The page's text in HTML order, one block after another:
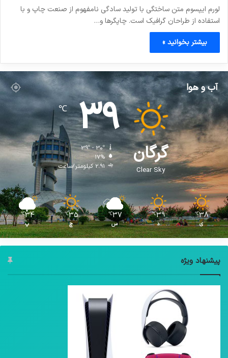
لورم ایپسوم متن ساختگی با تولید سادگی نامفهوم از صنعت چاپ و با
استفاده از طراحان گرافیک است. چاپگرها و…
بیشتر بخوانید »
آب و هوا
گرگان
Clear Sky
39
℃
39º - 30º
17%
2.91 کیلومتر/ساعت
38
℃
ی
39
℃
د
37
℃
س
35
℃
چ
34
℃
پ
پیشنهاد ویژه